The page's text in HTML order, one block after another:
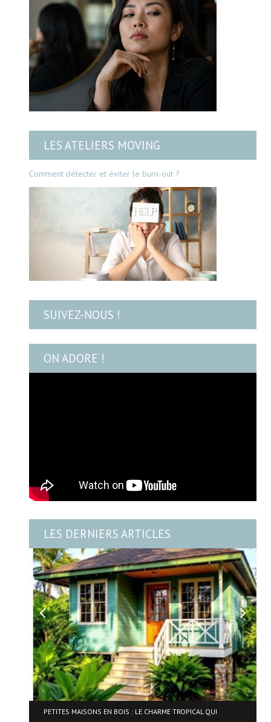
LES ATELIERS MOVING
Comment détecter et éviter le burn-out ?
SUIVEZ-NOUS !
ON ADORE !
LES DERNIERS ARTICLES
PETITES MAISONS EN BOIS : LE CHARME TROPICAL QUI